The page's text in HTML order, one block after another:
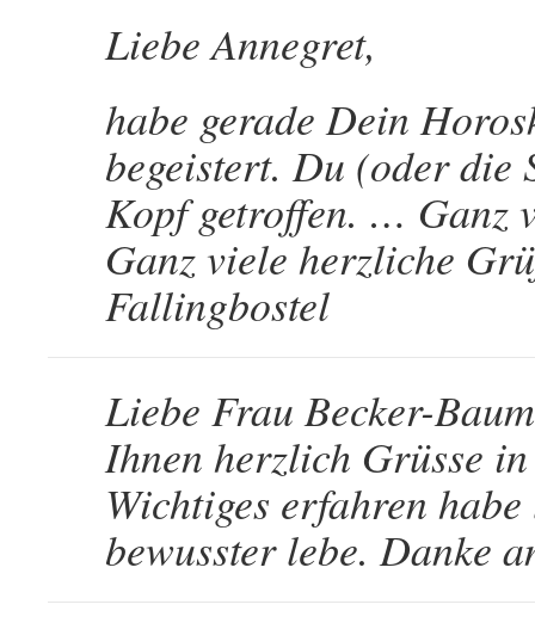
Liebe Annegret,
habe gerade Dein
begeistert. Du (oder die
Kopf getroffen. … Ganz
Ganz viele herzliche
Fallingbostel
Liebe Frau Becker-
Ihnen herzlich Grüsse
Wichtiges erfahren
bewusster lebe. Danke